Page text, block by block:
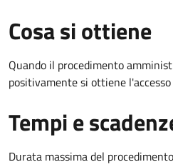
Cosa si ottiene
Quando il procedimento
positivamente si ottiene
Tempi e
Durata massima del